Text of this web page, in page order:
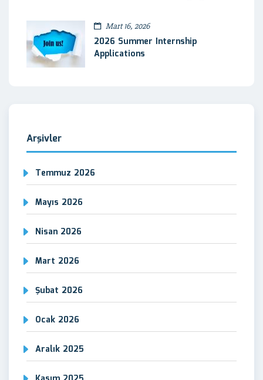
Mart 16, 2026
2026 Summer Internship
Applications
Arşivler
Temmuz 2026
Mayıs 2026
Nisan 2026
Mart 2026
Şubat 2026
Ocak 2026
Aralık 2025